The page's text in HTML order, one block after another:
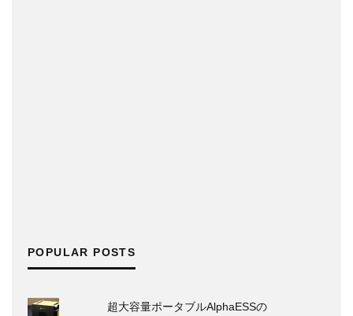
POPULAR POSTS
超大容量ポータブルAlphaESSの